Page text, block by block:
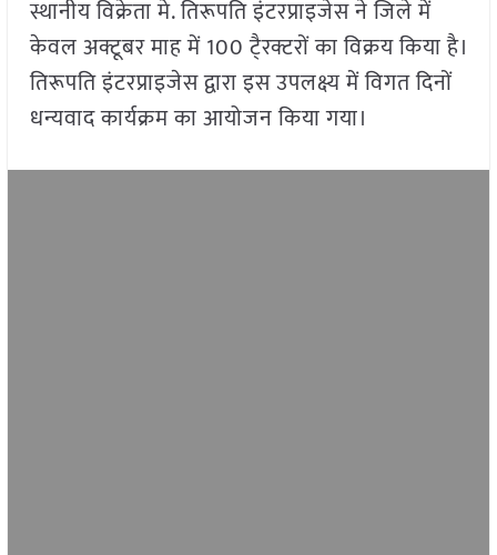
स्थानीय विक्रेता मे. तिरूपति इंटरप्राइजेस ने जिले में
केवल अक्टूबर माह में 100 टै्रक्टरों का विक्रय किया है।
तिरूपति इंटरप्राइजेस द्वारा इस उपलक्ष्य में विगत दिनों
धन्यवाद कार्यक्रम का आयोजन किया गया।